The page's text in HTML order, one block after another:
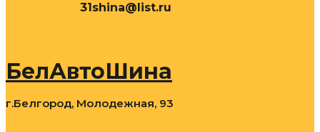
31shina@list.ru
БелАвтоШина
г.Белгород, Молодежная, 93